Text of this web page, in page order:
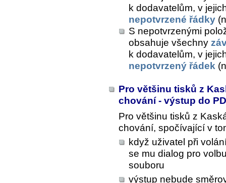
k dodavatelům, v
nepotvrzené řádky
S nepotvrzenými
obsahuje všechny
k dodavatelům, v
nepotvrzený řádek
Pro většinu tisků z
chování - výstup do
Pro většinu tisků z
chování, spočívající v
když uživatel při
se mu dialog pro
souboru
výstup nebude